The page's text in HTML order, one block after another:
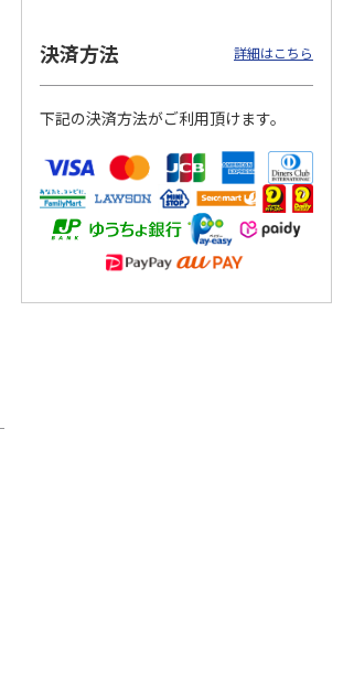
決済方法 詳細はこちら
下記の決済方法がご利用頂けます。